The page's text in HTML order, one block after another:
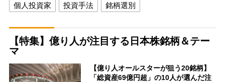
個人投資家 投資手法 銘柄選別
【特集】億り人が注目する日本株銘柄＆テー
マ
【億り人オールスターが狙う20銘柄】
「総資産69億円超」の10人が選んだ注